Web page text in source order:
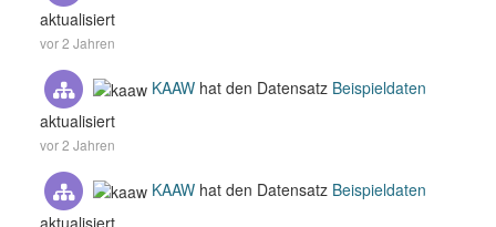
aktualisiert
vor 2 Jahren
KAAW hat den Datensatz Beispieldaten
aktualisiert
vor 2 Jahren
KAAW hat den Datensatz Beispieldaten
aktualisiert